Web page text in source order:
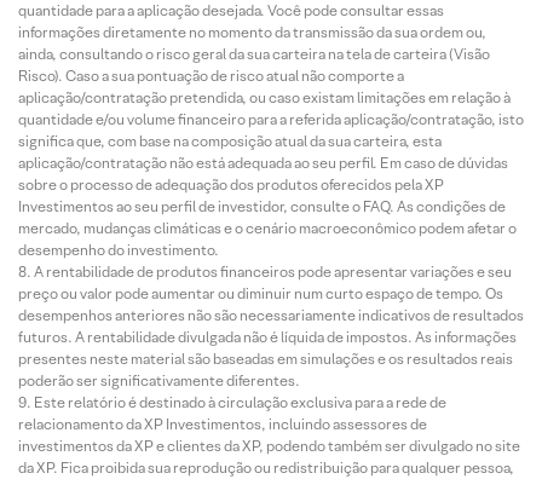
quantidade para a aplicação desejada. Você pode consultar essas
informações diretamente no momento da transmissão da sua ordem ou,
ainda, consultando o risco geral da sua carteira na tela de carteira (Visão
Risco). Caso a sua pontuação de risco atual não comporte a
aplicação/contratação pretendida, ou caso existam limitações em relação à
quantidade e/ou volume financeiro para a referida aplicação/contratação, isto
significa que, com base na composição atual da sua carteira, esta
aplicação/contratação não está adequada ao seu perfil. Em caso de dúvidas
sobre o processo de adequação dos produtos oferecidos pela XP
Investimentos ao seu perfil de investidor, consulte o FAQ. As condições de
mercado, mudanças climáticas e o cenário macroeconômico podem afetar o
desempenho do investimento.
A rentabilidade de produtos financeiros pode apresentar variações e seu
preço ou valor pode aumentar ou diminuir num curto espaço de tempo. Os
desempenhos anteriores não são necessariamente indicativos de resultados
futuros. A rentabilidade divulgada não é líquida de impostos. As informações
presentes neste material são baseadas em simulações e os resultados reais
poderão ser significativamente diferentes.
Este relatório é destinado à circulação exclusiva para a rede de
relacionamento da XP Investimentos, incluindo assessores de
investimentos da XP e clientes da XP, podendo também ser divulgado no site
da XP. Fica proibida sua reprodução ou redistribuição para qualquer pessoa,